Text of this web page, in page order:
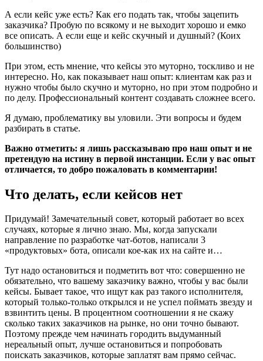
А если кейс уже есть? Как его подать так, чтобы зацепить
заказчика? Пробую по всякому и не выходит хорошо и емко
все описать. А если еще и кейс скучный и душный? (Коих
большинство)
При этом, есть мнение, что кейсы это муторно, тоскливо и не
интересно. Но, как показывает наш опыт: клиентам как раз и
нужно чтобы было скучно и муторно, но при этом подробно и
по делу. Профессиональный контент создавать сложнее всего.
Я думаю, проблематику вы уловили. Эти вопросы и будем
разбирать в статье.
Важно отметить: я лишь рассказываю про наш опыт и не
претендую на истину в первой инстанции. Если у вас опыт
отличается, то добро пожаловать в комментарии!
Что делать, если кейсов нет
Придумай! Замечательный совет, который работает во всех
случаях, которые я лично знаю. Мы, когда запускали
направление по разработке чат-ботов, написали 3
«продуктовых» бота, описали кое-как их на сайте и…
Тут надо остановиться и подметить вот что: совершенно не
обязательно, что вашему заказчику важно, чтобы у вас были
кейсы. Бывает такое, что ищут как раз такого исполнителя,
который только-только открылся и не успел поймать звезду и
взвинтить цены. В процентном соотношении я не скажу
сколько таких заказчиков на рынке, но они точно бывают.
Поэтому прежде чем начинать городить выдуманный
нереальный опыт, лучше остановиться и попробовать
поискать заказчиков, которые заплатят вам прямо сейчас.